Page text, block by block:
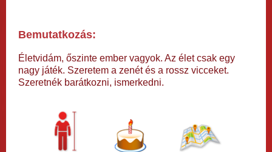
Bemutatkozás:
Életvidám, őszinte ember vagyok. Az élet csak egy
nagy játék. Szeretem a zenét és a rossz vicceket.
Szeretnék barátkozni, ismerkedni.